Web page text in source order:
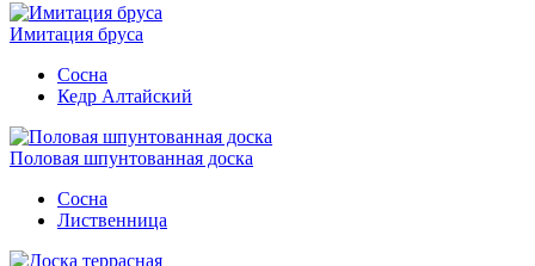
Имитация бруса
Сосна
Кедр Алтайский
Половая шпунтованная доска
Сосна
Лиственница